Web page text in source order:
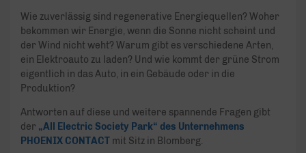
Wie zuverlässig sind regenerative Energiequellen? Woher
bekommen wir Energie, wenn die Sonne nicht scheint und
der Wind nicht weht? Warum gibt es verschiedene Arten,
ein Elektroauto zu laden? Und wie kommt der grüne Strom
eigentlich in das Auto, in ein Gebäude oder in die
Produktion?
Antworten auf diese und weitere spannende Fragen gibt
der „All Electric Society Park“ des Unternehmens
PHOENIX CONTACT mit Sitz in Blomberg.